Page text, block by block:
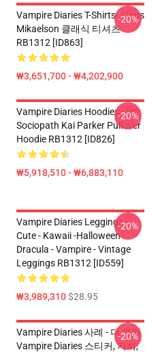
Vampire Diaries T-Shirts- Klaus
Mikaelson 클래식 티셔츠
RB1312 [ID863]
₩3,651,700 - ₩4,202,900
-20%
Vampire Diaries Hoodies - I'm
Sociopath Kai Parker Pullover
Hoodie RB1312 [ID826]
₩5,918,510 - ₩6,883,110
-20%
Vampire Diaries Leggings -
Cute - Kawaii -Halloween -
Dracula - Vampire - Vintage
Leggings RB1312 [ID559]
₩3,989,310$28.95
-20%
Vampire Diaries 사례 - 더 보기
Vampire Diaries 스티커, 자석,
-20%